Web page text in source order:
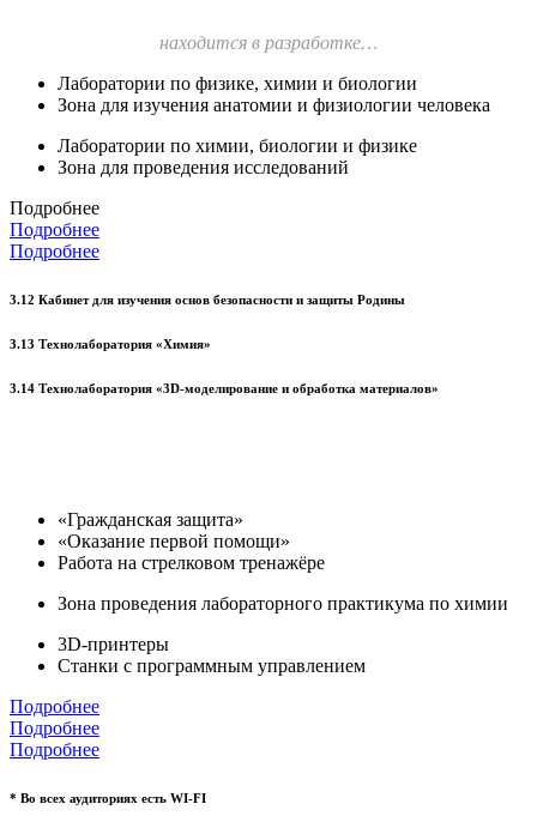
находится в разработке…
Лаборатории по физике, химии и биологии
Зона для изучения анатомии и физиологии человека
Лаборатории по химии, биологии и физике
Зона для проведения исследований
Подробнее
Подробнее
Подробнее
3.12 Кабинет для изучения основ безопасности и защиты Родины
3.13 Технолаборатория «Химия»
3.14 Технолаборатория «3D-моделирование и обработка материалов»
«Гражданская защита»
«Оказание первой помощи»
Работа на стрелковом тренажёре
Зона проведения лабораторного практикума по химии
3D-принтеры
Станки с программным управлением
Подробнее
Подробнее
Подробнее
* Во всех аудиториях есть WI-FI